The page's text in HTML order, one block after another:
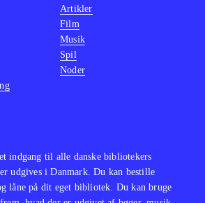
indgang til alle danske bibliotekers
udgives i Danmark. Du kan bestille
låne på dit eget bibliotek. Du kan bruge
Artikler
Film
Musik
Spil
Noder